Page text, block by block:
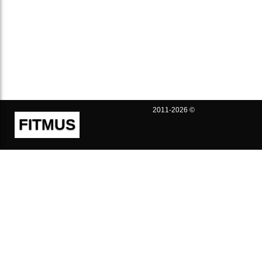
FITMUS
2011-2026 ©